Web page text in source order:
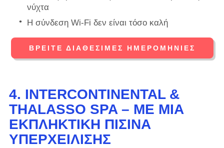
νύχτα
Η σύνδεση Wi-Fi δεν είναι τόσο καλή
ΒΡΕΊΤΕ ΔΙΑΘΈΣΙΜΕΣ ΗΜΕΡΟΜΗΝΊΕΣ
4. INTERCONTINENTAL &
THALASSO SPA – ΜΕ ΜΙΑ
ΕΚΠΛΗΚΤΙΚΉ ΠΙΣΊΝΑ
ΥΠΕΡΧΕΊΛΙΣΗΣ